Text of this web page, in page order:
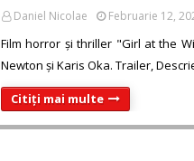
Daniel Nicolae Februarie 12,
Film horror și thriller "Girl at the
Newton și Karis Oka. Trailer,
Citiți mai multe